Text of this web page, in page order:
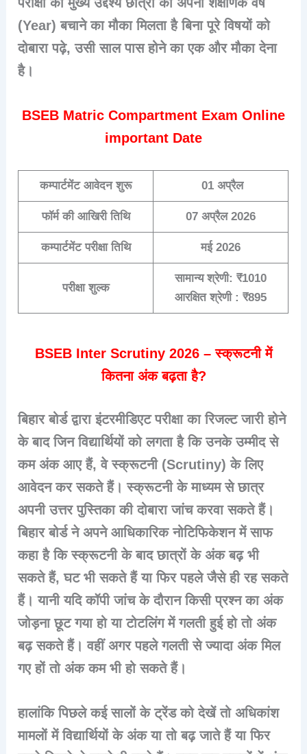
(Year) बचाने का मौका मिलता है बिना पूरे विषयों को
दोबारा पढ़े, उसी साल पास होने का एक और मौका देना
है।
BSEB Matric Compartment Exam Online
important Date
कम्पार्टमेंट आवेदन शुरू 01 अप्रैल
फॉर्म की आखिरी तिथि 07 अप्रैल 2026
कम्पार्टमेंट परीक्षा तिथि मई 2026
परीक्षा शुल्क
सामान्य श्रेणी: ₹1010
आरक्षित श्रेणी : ₹895
BSEB Inter Scrutiny 2026 – स्क्रूटनी में
कितना अंक बढ़ता है?
बिहार बोर्ड द्वारा इंटरमीडिएट परीक्षा का रिजल्ट जारी होने
के बाद जिन विद्यार्थियों को लगता है कि उनके उम्मीद से
कम अंक आए हैं, वे स्क्रूटनी (Scrutiny) के लिए
आवेदन कर सकते हैं। स्क्रूटनी के माध्यम से छात्र
अपनी उत्तर पुस्तिका की दोबारा जांच करवा सकते हैं।
बिहार बोर्ड ने अपने आधिकारिक नोटिफिकेशन में साफ
कहा है कि स्क्रूटनी के बाद छात्रों के अंक बढ़ भी
सकते हैं, घट भी सकते हैं या फिर पहले जैसे ही रह सकते
हैं। यानी यदि कॉपी जांच के दौरान किसी प्रश्न का अंक
जोड़ना छूट गया हो या टोटलिंग में गलती हुई हो तो अंक
बढ़ सकते हैं। वहीं अगर पहले गलती से ज्यादा अंक मिल
गए हों तो अंक कम भी हो सकते हैं।
हालांकि पिछले कई सालों के ट्रेंड को देखें तो अधिकांश
मामलों में विद्यार्थियों के अंक या तो बढ़ जाते हैं या फिर